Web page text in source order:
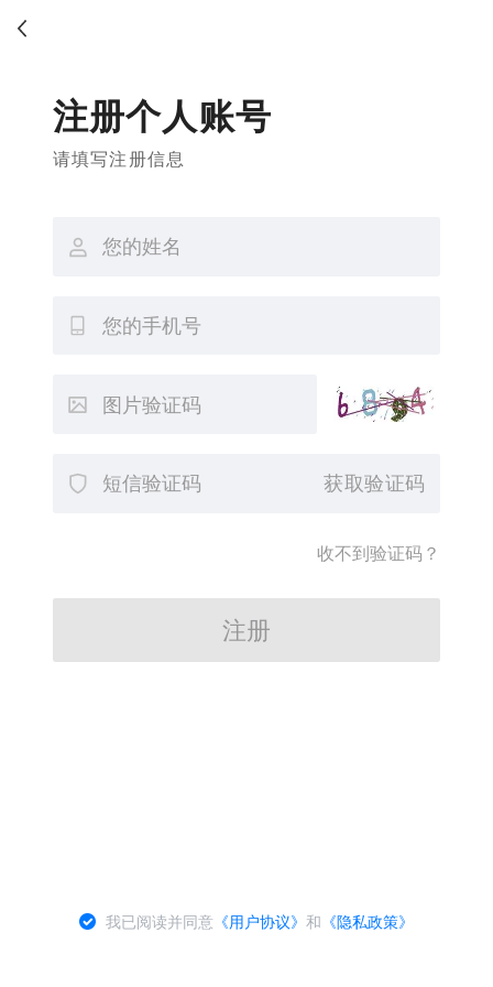
注册个人账号
请填写注册信息
获取验证码
收不到验证码？
注册
我已阅读并同意 《用户协议》和 《隐私政策》